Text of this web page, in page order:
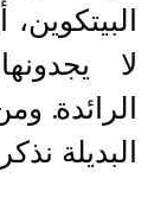
لا
الرائدة.
البديلة نذكر Zcash. فقد توقع…